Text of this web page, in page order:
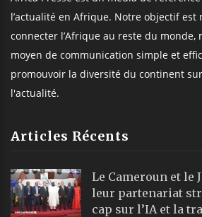
l’actualité en Afrique. Notre objectif est
connecter l’Afrique au reste du monde,
moyen de communication simple et
promouvoir la diversité du continent
l'actualité.
Articles Récents
Le Cameroun et le
leur partenariat
cap sur l’IA et la